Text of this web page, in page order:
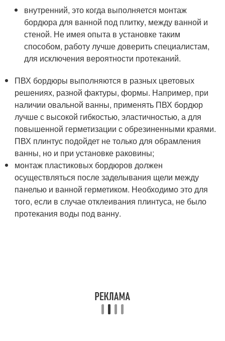
внутренний, это когда выполняется монтаж
бордюра для ванной под плитку, между ванной и
стеной. Не имея опыта в установке таким
способом, работу лучше доверить специалистам,
для исключения вероятности протеканий.
ПВХ бордюры выполняются в разных цветовых
решениях, разной фактуры, формы. Например, при
наличии овальной ванны, применять ПВХ бордюр
лучше с высокой гибкостью, эластичностью, а для
повышенной герметизации с обрезиненными краями.
ПВХ плинтус подойдет не только для обрамления
ванны, но и при установке раковины;
монтаж пластиковых бордюров должен
осуществляться после заделывания щели между
панелью и ванной герметиком. Необходимо это для
того, если в случае отклеивания плинтуса, не было
протекания воды под ванну.